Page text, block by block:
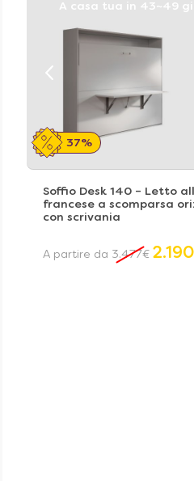
A casa tua in 43~49
37%
Soffio Desk 140 – Letto
francese a scomparsa
con scrivania
A partire da 3.477€ 2.190